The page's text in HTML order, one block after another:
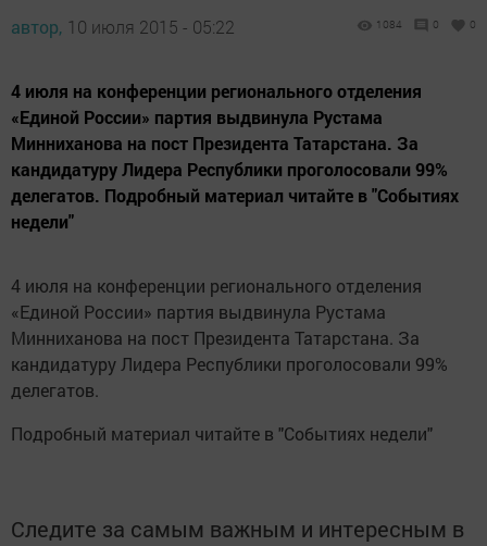
автор, 10 июля 2015 - 05:22 1084 0 0
4 июля на конференции регионального отделения
«Единой России» партия выдвинула Рустама
Минниханова на пост Президента Татарстана. За
кандидатуру Лидера Республики проголосовали 99%
делегатов. Подробный материал читайте в "Событиях
недели"
4 июля на конференции регионального отделения
«Единой России» партия выдвинула Рустама
Минниханова на пост Президента Татарстана. За
кандидатуру Лидера Республики проголосовали 99%
делегатов.
Подробный материал читайте в "Событиях недели"
Следите за самым важным и интересным в